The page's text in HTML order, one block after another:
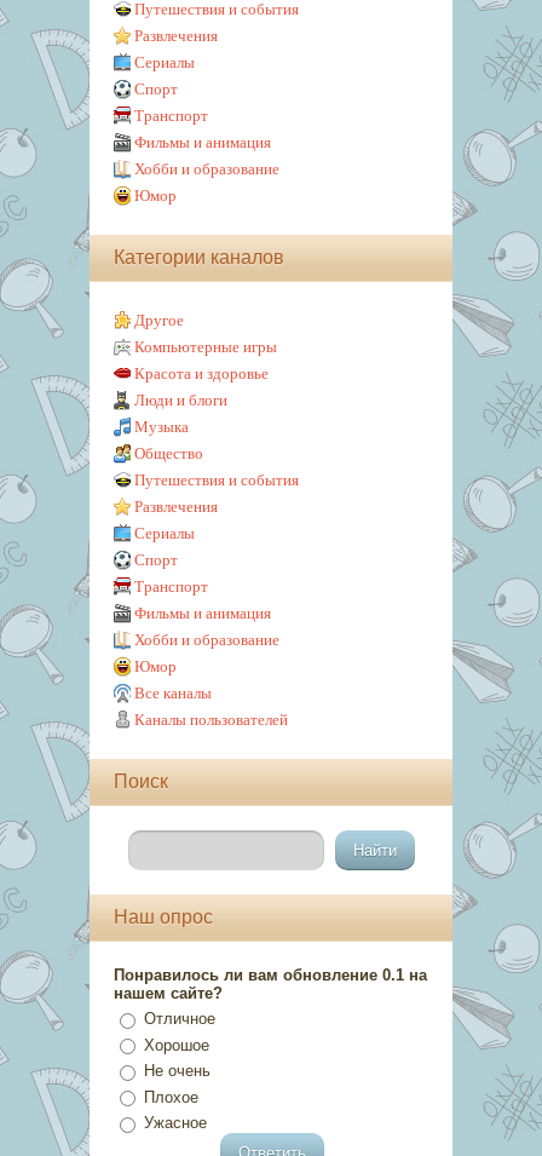
Путешествия и события
Развлечения
Сериалы
Спорт
Транспорт
Фильмы и анимация
Хобби и образование
Юмор
Категории каналов
Другое
Компьютерные игры
Красота и здоровье
Люди и блоги
Музыка
Общество
Путешествия и события
Развлечения
Сериалы
Спорт
Транспорт
Фильмы и анимация
Хобби и образование
Юмор
Все каналы
Каналы пользователей
Поиск
Наш опрос
Понравилось ли вам обновление 0.1 на
нашем сайте?
Отличное
Хорошое
Не очень
Плохое
Ужасное